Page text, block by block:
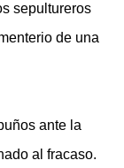
sepultureros
de una
ante la
al fracaso.